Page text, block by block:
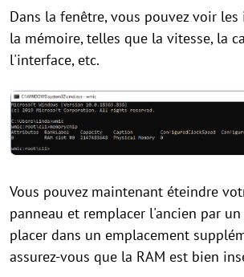
Dans la fenêtre, vous pouvez voir
la mémoire, telles que la vitesse, la
l'interface, etc.
Vous pouvez maintenant éteindre
panneau et remplacer l'ancien par
placer dans un emplacement
assurez-vous que la RAM est bien